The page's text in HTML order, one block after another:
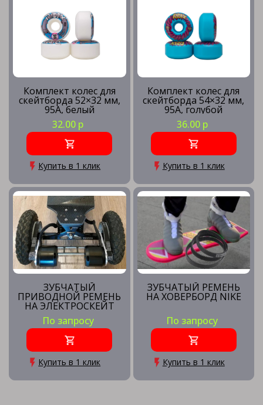
Комплект колес для
скейтборда 52×32 мм,
95A, белый
32.00 р
Купить в 1 клик
Комплект колес для
скейтборда 54×32 мм,
95A, голубой
36.00 р
Купить в 1 клик
ЗУБЧАТЫЙ
ПРИВОДНОЙ РЕМЕНЬ
НА ЭЛЕКТРОСКЕЙТ
По запросу
Купить в 1 клик
ЗУБЧАТЫЙ РЕМЕНЬ
НА ХОВЕРБОРД NIKE
По запросу
Купить в 1 клик